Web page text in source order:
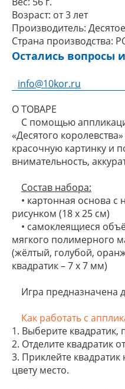
Возраст: от 3 лет
Производитель:
Страна производства:
Остались вопросы
info@10kor.ru
О ТОВАРЕ
С помощью
«Десятого
красочную картинку и
внимательность,
Состав набора:
• картонная основа
рисунком (18 х 25 см)
• самоклеящиеся
мягкого полимерного
(жёлтый, голубой,
квадратик – 7 х 7 мм)
Игра предназначена
Как работать с
1. Выберите квадратик,
2. Отделите квадратик
3. Приклейте
цвету место.